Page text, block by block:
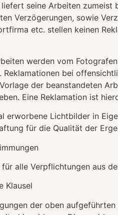
seine Arbeiten zumeist
Verzögerungen, sowie
etc. stellen keinen
werden vom
Reklamationen bei
der beanstandeten
Eine Reklamation ist
erworbene Lichtbilder in
für die Qualität der
alle Verpflichtungen aus
Klausel
der oben